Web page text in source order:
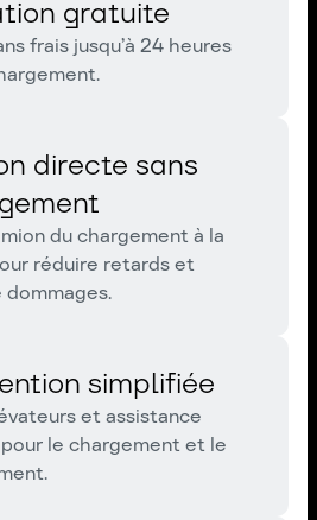
gratuite
frais jusqu’à 24 heures
directe sans
du chargement à la
réduire retards et
dommages.
simplifiée
et assistance
le chargement et le